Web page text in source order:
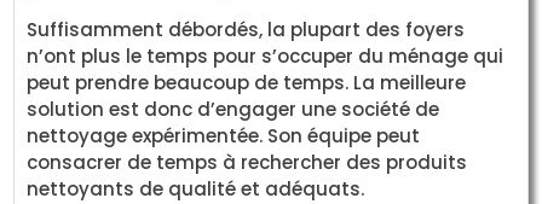
Suffisamment débordés, la plupart des foyers
n’ont plus le temps pour s’occuper du ménage qui
peut prendre beaucoup de temps. La meilleure
solution est donc d’engager une société de
nettoyage expérimentée. Son équipe peut
consacrer de temps à rechercher des produits
nettoyants de qualité et adéquats.